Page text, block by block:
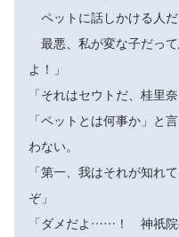
ペットに話しかける人だ
最悪、私が変な子だっ
よ！」
「それはセウトだ、桂里奈
「ペットとは何事か」と
わない。
「第一、我はそれが知れ
ぞ」
「ダメだよ……！ 神祇院